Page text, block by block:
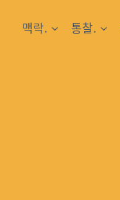
맥락. 통찰.